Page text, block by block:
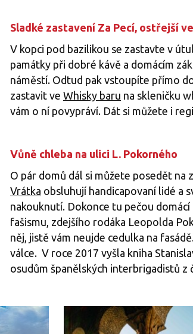
Sladké zastavení Za Pecí, ostřejší
V kopci pod bazilikou se zastavte v
památky při dobré kávě a domácím
náměstí. Odtud pak vstoupíte přímo
zastavit ve Whisky baru na skleničku
vám o ní povypráví. Dát si můžete i
Vůně chleba na ulici L. Pokorného
O pár domů dál si můžete posedět na
Vrátka obsluhují handicapovaní lidé a
nakouknutí. Dokonce tu pečou
fašismu, zdejšího rodáka Leopolda
něj, jistě vám neujde cedulka na
válce. V roce 2017 vyšla kniha
osudům španělských interbrigadistů z